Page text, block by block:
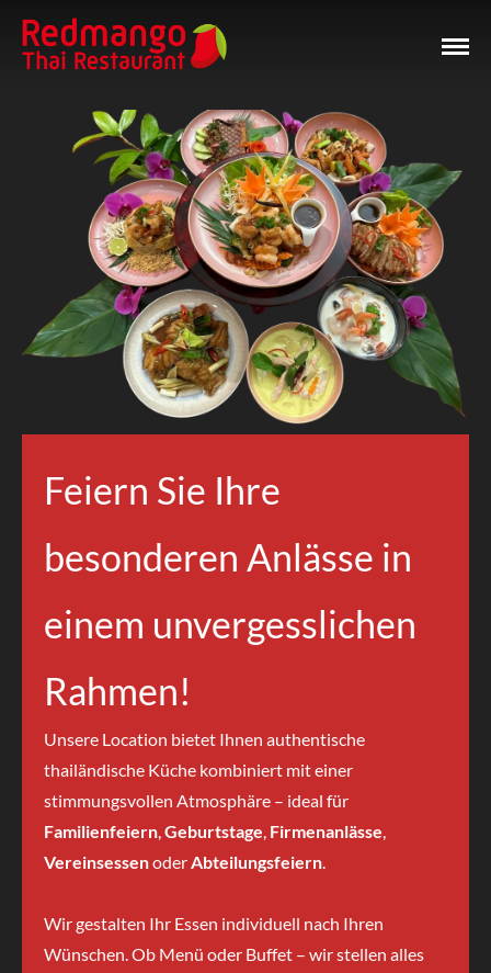
Feiern Sie Ihre
besonderen Anlässe in
einem unvergesslichen
Rahmen!
Unsere Location bietet Ihnen authentische
thailändische Küche kombiniert mit einer
stimmungsvollen Atmosphäre – ideal für
Familienfeiern,Geburtstage, Firmenanlässe,
VereinsessenoderAbteilungsfeiern.
Wir gestalten Ihr Essen individuell nach Ihren
Wünschen. Ob Menü oder Buffet – wir stellen alles